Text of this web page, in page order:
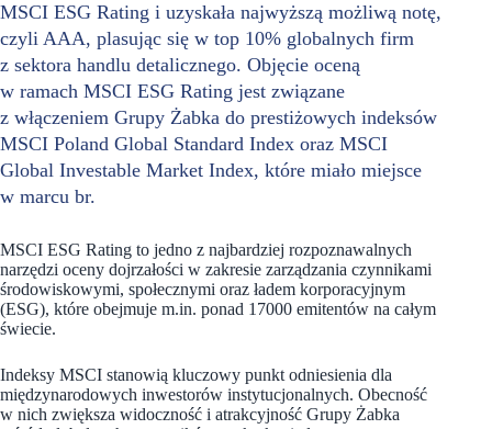
MSCI ESG Rating i uzyskała najwyższą możliwą notę,
czyli AAA, plasując się w top 10% globalnych firm
z sektora handlu detalicznego. Objęcie oceną
w ramach MSCI ESG Rating jest związane
z włączeniem Grupy Żabka do prestiżowych indeksów
MSCI Poland Global Standard Index oraz MSCI
Global Investable Market Index, które miało miejsce
w marcu br.
MSCI ESG Rating to jedno z najbardziej rozpoznawalnych
narzędzi oceny dojrzałości w zakresie zarządzania czynnikami
środowiskowymi, społecznymi oraz ładem korporacyjnym
(ESG), które obejmuje m.in. ponad 17000 emitentów na całym
świecie.
Indeksy MSCI stanowią kluczowy punkt odniesienia dla
międzynarodowych inwestorów instytucjonalnych. Obecność
w nich zwiększa widoczność i atrakcyjność Grupy Żabka